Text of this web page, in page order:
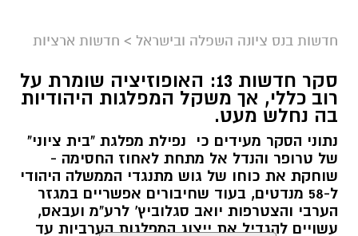
חדשות בנס ציונה השפלה ובישראל > חדשות ארציות
סקר חדשות 13: האופוזיציה שומרת על
רוב כללי, אך משקל המפלגות היהודיות
בה נחלש מעט.
נתוני הסקר מעידים כי נפילת מפלגת "בית ציוני"
של טרופר והנדל אל מתחת לאחוז החסימה -
שוחקת את כוחו של גוש מתנגדי הממשלה היהודי
ל-58 מנדטים, בעוד שחיבורים אפשריים במגזר
הערבי והצטרפות יואב סגלוביץ' לרע"מ ועבאס,
עשויים להגדיל את ייצוג המפלגות הערביות עד